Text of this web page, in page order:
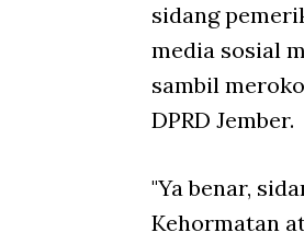
sidang
media sosial
sambil
DPRD Jember.
"Ya benar,
Kehormatan